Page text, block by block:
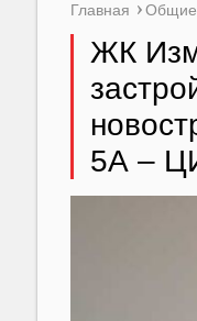
Главная Общие
ЖК
5А –